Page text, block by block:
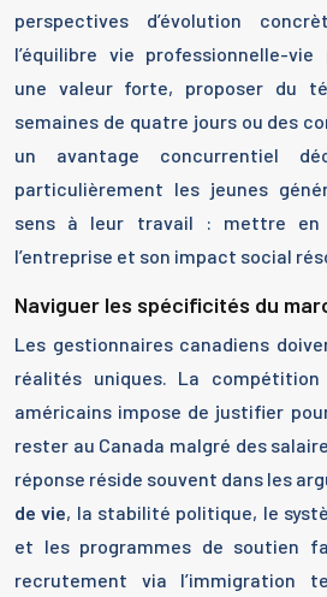
perspectives d’évolution
l’équilibre vie professionnelle-
une valeur forte, proposer du
semaines de quatre jours ou des
un avantage concurrentiel
particulièrement les jeunes
sens à leur travail : mettre en
l’entreprise et son impact social
Naviguer les spécificités du
Les gestionnaires canadiens
réalités uniques. La
américains impose de justifier
rester au Canada malgré des
réponse réside souvent dans les
de vie, la stabilité politique, le
et les programmes de soutien
recrutement via l’immigration